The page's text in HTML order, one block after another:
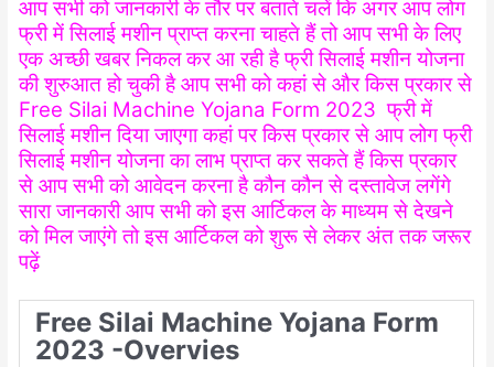
आप सभी को जानकारी के तौर पर बताते चलें कि अगर आप लोग
फ्री में सिलाई मशीन प्राप्त करना चाहते हैं तो आप सभी के लिए
एक अच्छी खबर निकल कर आ रही है फ्री सिलाई मशीन योजना
की शुरुआत हो चुकी है आप सभी को कहां से और किस प्रकार से
Free Silai Machine Yojana Form 2023 फ्री में
सिलाई मशीन दिया जाएगा कहां पर किस प्रकार से आप लोग फ्री
सिलाई मशीन योजना का लाभ प्राप्त कर सकते हैं किस प्रकार
से आप सभी को आवेदन करना है कौन कौन से दस्तावेज लगेंगे
सारा जानकारी आप सभी को इस आर्टिकल के माध्यम से देखने
को मिल जाएंगे तो इस आर्टिकल को शुरू से लेकर अंत तक जरूर
पढ़ें
Free Silai Machine Yojana Form
2023 -Overvies